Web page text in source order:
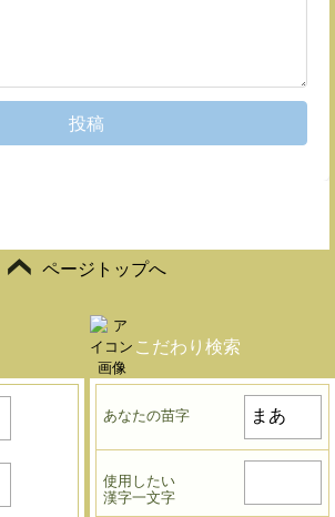
投稿
ページトップへ
こだわり検索
あなたの苗字
使用したい
漢字一文字